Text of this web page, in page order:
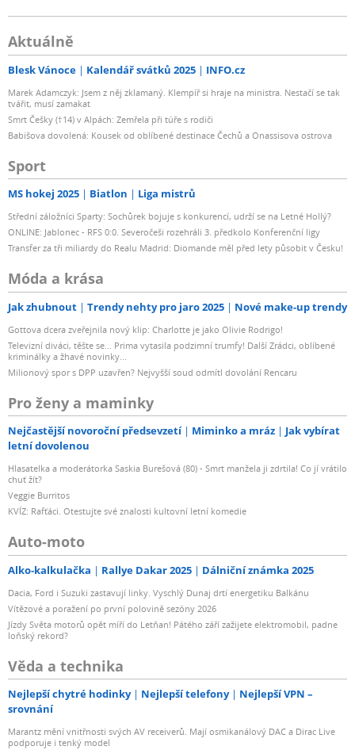
Aktuálně
Blesk Vánoce Kalendář svátků 2025 INFO.cz
Marek Adamczyk: Jsem z něj zklamaný. Klempíř si hraje na ministra. Nestačí se tak
tvářit, musí zamakat
Smrt Češky (†14) v Alpách: Zemřela při túře s rodiči
Babišova dovolená: Kousek od oblíbené destinace Čechů a Onassisova ostrova
Sport
MS hokej 2025 Biatlon Liga mistrů
Střední záložníci Sparty: Sochůrek bojuje s konkurencí, udrží se na Letné Hollý?
ONLINE: Jablonec - RFS 0:0. Severočeši rozehráli 3. předkolo Konferenční ligy
Transfer za tři miliardy do Realu Madrid: Diomande měl před lety působit v Česku!
Móda a krása
Jak zhubnout Trendy nehty pro jaro 2025 Nové make-up trendy
Gottova dcera zveřejnila nový klip: Charlotte je jako Olivie Rodrigo!
Televizní diváci, těšte se... Prima vytasila podzimní trumfy! Další Zrádci, oblíbené
kriminálky a žhavé novinky...
Milionový spor s DPP uzavřen? Nejvyšší soud odmítl dovolání Rencaru
Pro ženy a maminky
Nejčastější novoroční předsevzetí Miminko a mráz
Jak vybírat
letní dovolenou
Hlasatelka a moderátorka Saskia Burešová (80) - Smrt manžela ji zdrtila! Co jí vrátilo
chuť žít?
Veggie Burritos
KVÍZ: Rafťáci. Otestujte své znalosti kultovní letní komedie
Auto-moto
Alko-kalkulačka Rallye Dakar 2025 Dálniční známka 2025
Dacia, Ford i Suzuki zastavují linky. Vyschlý Dunaj drtí energetiku Balkánu
Vítězové a poražení po první polovině sezóny 2026
Jízdy Světa motorů opět míří do Letňan! Pátého září zažijete elektromobil, padne
loňský rekord?
Věda a technika
Nejlepší chytré hodinky Nejlepší telefony
Nejlepší VPN –
srovnání
Marantz mění vnitřnosti svých AV receiverů. Mají osmikanálový DAC a Dirac Live
podporuje i tenký model